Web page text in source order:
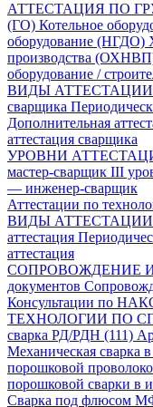
АТТЕСТАЦИЯ ПО
(ГО) Котельное
оборудование (НГДО)
производства
оборудование /
ВИДЫ
сварщика
Дополнительная
аттестация сварщика
УРОВНИ
мастер-сварщик III
— инженер-сварщик
Аттестации по
ВИДЫ
аттестация
аттестация
СОПРОВОЖДЕНИЕ
документов
Консультации по
ТЕХНОЛОГИИ ПО
сварка РД/РДН (111)
Механическая
порошковой
порошковой сварки
Сварка под флюсом